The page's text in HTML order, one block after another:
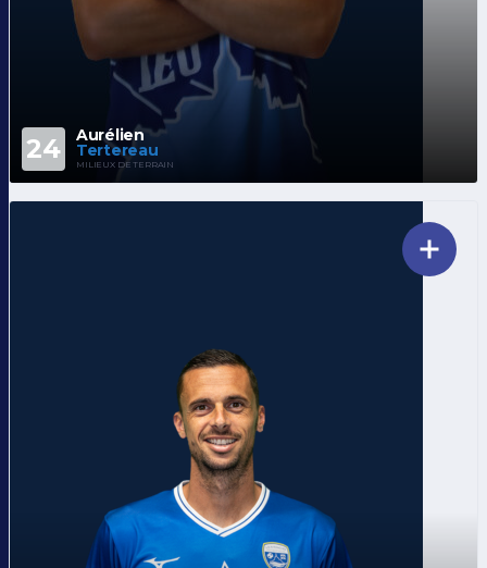
24 Aurélien
Tertereau
MILIEUX DE TERRAIN